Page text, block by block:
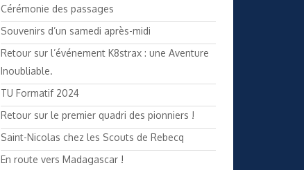
Cérémonie des passages
Souvenirs d’un samedi après-midi
Retour sur l’événement K8strax : une Aventure
Inoubliable.
TU Formatif 2024
Retour sur le premier quadri des pionniers !
Saint-Nicolas chez les Scouts de Rebecq
En route vers Madagascar !